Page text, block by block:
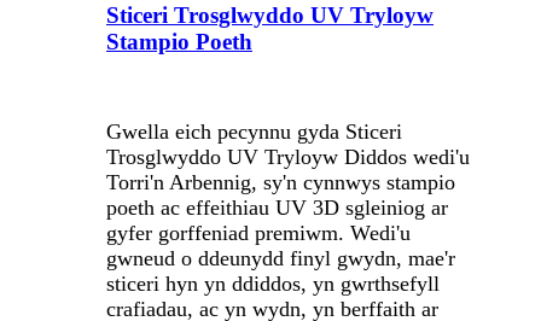
Sticeri Trosglwyddo UV Tryloyw
Stampio Poeth
Gwella eich pecynnu gyda Sticeri
Trosglwyddo UV Tryloyw Diddos wedi'u
Torri'n Arbennig, sy'n cynnwys stampio
poeth ac effeithiau UV 3D sgleiniog ar
gyfer gorffeniad premiwm. Wedi'u
gwneud o ddeunydd finyl gwydn, mae'r
sticeri hyn yn ddiddos, yn gwrthsefyll
crafiadau, ac yn wydn, yn berffaith ar